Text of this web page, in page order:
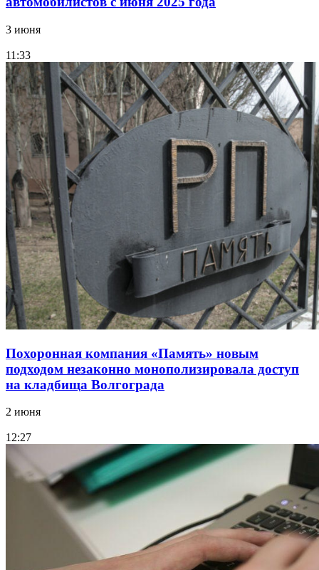
3 июня
11:33
Похоронная компания «Память» новым
подходом незаконно монополизировала доступ
на кладбища Волгограда
2 июня
12:27